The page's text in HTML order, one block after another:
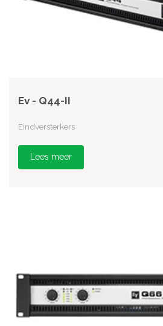
Ev - Q44-II
Eindversterkers
Lees meer